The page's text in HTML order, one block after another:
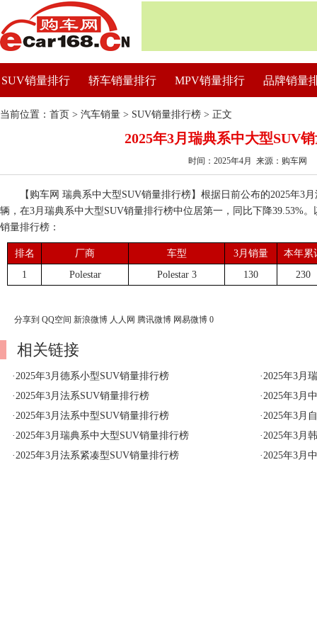
SUV销量排行 轿车销量排行 MPV销量排行 品牌销量
当前位置： 首页 > 汽车销量 > SUV销量排行榜 > 正文
2025年3月瑞典系中大型SUV
时间：2025年4月 来源：购车网
【购车网 瑞典系中大型SUV销量排行榜】根据日前公布的2025年3
辆，在3月瑞典系中大型SUV销量排行榜中位居第一，同比下降39.53%
销量排行榜：
排名 厂商 车型 3月销量
本年累
1
Polestar Polestar 3 130 230
分享到 QQ空间 新浪微博 人人网 腾讯微博 网易微博 0
相关链接
·2025年3月德系小型SUV销量排行榜 ·2025年3月
·2025年3月法系SUV销量排行榜 ·2025年3月
·2025年3月法系中型SUV销量排行榜 ·2025年3月
·2025年3月瑞典系中大型SUV销量排行榜 ·2025年3月
·2025年3月法系紧凑型SUV销量排行榜 ·2025年3月